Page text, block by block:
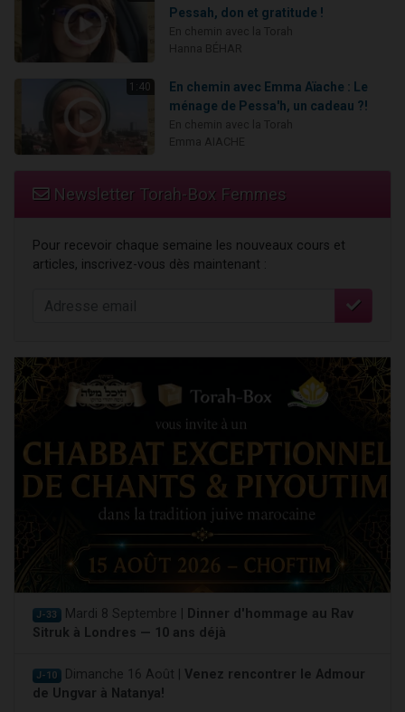
Pessah, don et gratitude !
1:40
En chemin avec Emma Aïache : Le
ménage de Pessa'h, un cadeau ?!
Newsletter Torah-Box Femmes
Pour recevoir chaque semaine les nouveaux cours et
articles, inscrivez-vous dès maintenant :
J-33 Mardi 8 Septembre |
Dinner d'hommage au Rav
Sitruk à Londres — 10 ans déjà
J-10 Dimanche 16 Août | Venez rencontrer le Admour
de Ungvar à Natanya!